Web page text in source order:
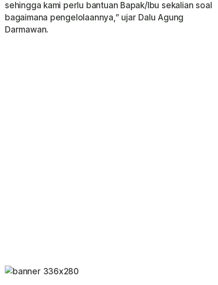
sehingga kami perlu bantuan Bapak/Ibu sekalian soal
bagaimana pengelolaannya,” ujar Dalu Agung
Darmawan.